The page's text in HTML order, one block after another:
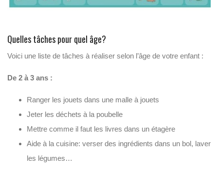
Quelles tâches pour quel âge?
Voici une liste de tâches à réaliser selon l’âge de votre enfant :
De 2 à 3 ans :
Ranger les jouets dans une malle à jouets
Jeter les déchets à la poubelle
Mettre comme il faut les livres dans un étagère
Aide à la cuisine: verser des ingrédients dans un bol, laver
les légumes…